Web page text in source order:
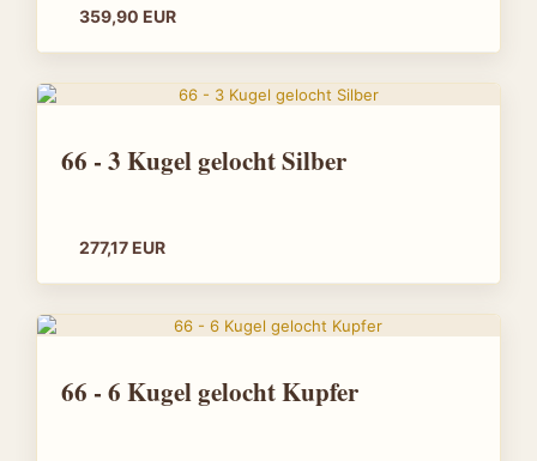
359,90 EUR
66 - 3 Kugel gelocht Silber
277,17 EUR
66 - 6 Kugel gelocht Kupfer